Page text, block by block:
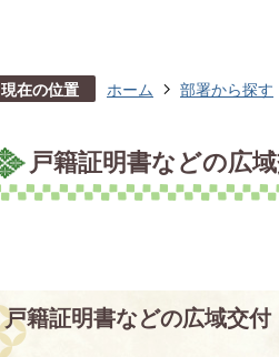
現在の位置 ホーム 部署から探す
戸籍証明書などの広
戸籍証明書などの広域交付